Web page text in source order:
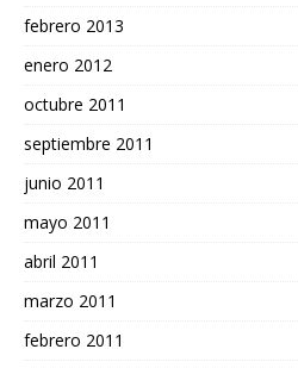
febrero 2013
enero 2012
octubre 2011
septiembre 2011
junio 2011
mayo 2011
abril 2011
marzo 2011
febrero 2011